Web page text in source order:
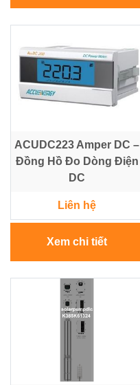
ACUDC223 Amper DC –
Đồng Hồ Đo Dòng Điện
DC
Liên hệ
Xem chi tiết